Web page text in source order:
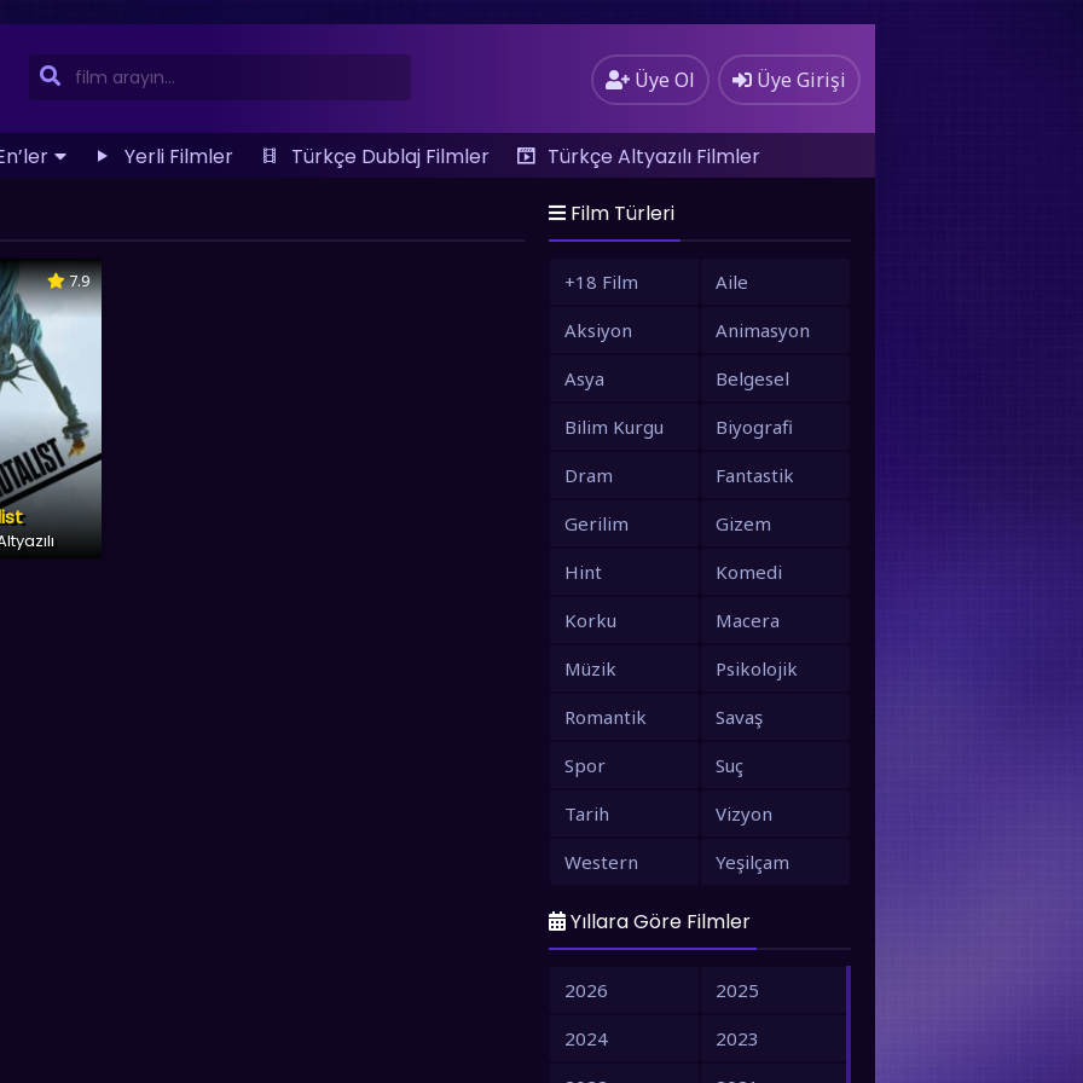
Üye Ol Üye Girişi
Yerli Filmler Türkçe Dublaj Filmler
Türkçe Altyazılı Filmler
7.9
Film Türleri
+18 Film
Aile
Aksiyon
Animasyon
Asya
Belgesel
Bilim Kurgu
Biyografi
Dram
Fantastik
Gerilim
Gizem
Hint
Komedi
Korku
Macera
Müzik
Psikolojik
Romantik
Savaş
Spor
Suç
Tarih
Vizyon
Western
Yeşilçam
Yıllara Göre Filmler
2026
2025
2024
2023